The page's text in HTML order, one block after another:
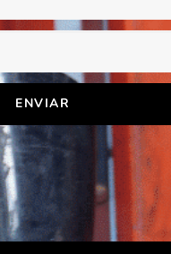
ENVIAR